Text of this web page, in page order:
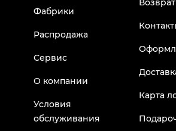
Фабрики
Распродажа
Сервис
О компании
Условия
обслуживания
Карта